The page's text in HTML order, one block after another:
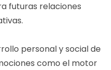
futuras relaciones
personal y social de
como el motor